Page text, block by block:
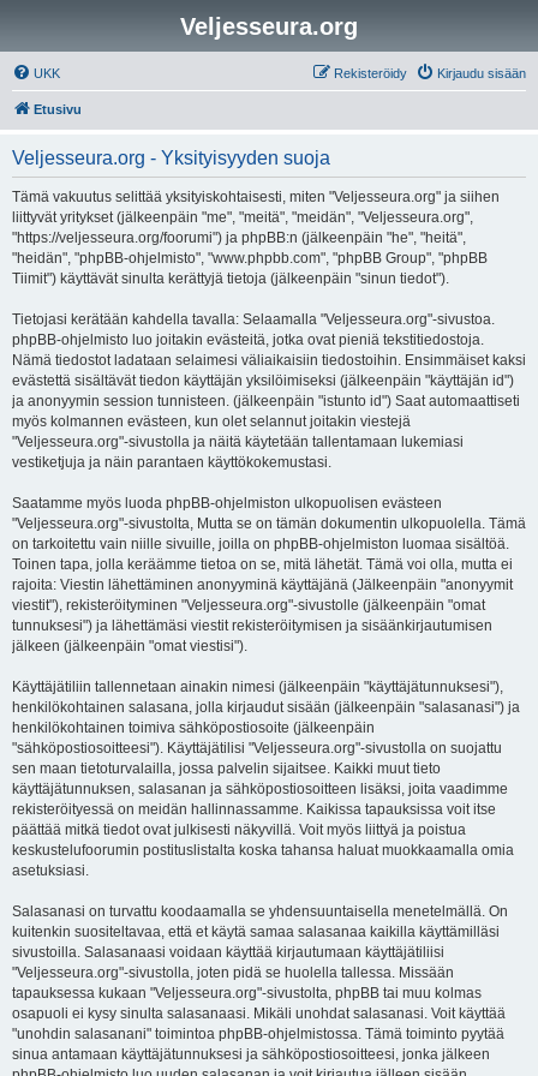
Veljesseura.org
UKK Kirjaudu sisään
Rekisteröidy
Etusivu
Veljesseura.org - Yksityisyyden suoja
Tämä vakuutus selittää yksityiskohtaisesti, miten "Veljesseura.org" ja siihen
liittyvät yritykset (jälkeenpäin "me", "meitä", "meidän", "Veljesseura.org",
"https://veljesseura.org/foorumi") ja phpBB:n (jälkeenpäin "he", "heitä",
"heidän", "phpBB-ohjelmisto", "www.phpbb.com", "phpBB Group", "phpBB
Tiimit") käyttävät sinulta kerättyjä tietoja (jälkeenpäin "sinun tiedot").
Tietojasi kerätään kahdella tavalla: Selaamalla "Veljesseura.org"-sivustoa.
phpBB-ohjelmisto luo joitakin evästeitä, jotka ovat pieniä tekstitiedostoja.
Nämä tiedostot ladataan selaimesi väliaikaisiin tiedostoihin. Ensimmäiset kaksi
evästettä sisältävät tiedon käyttäjän yksilöimiseksi (jälkeenpäin "käyttäjän id")
ja anonyymin session tunnisteen. (jälkeenpäin "istunto id") Saat automaattiseti
myös kolmannen evästeen, kun olet selannut joitakin viestejä
"Veljesseura.org"-sivustolla ja näitä käytetään tallentamaan lukemiasi
vestiketjuja ja näin parantaen käyttökokemustasi.
Saatamme myös luoda phpBB-ohjelmiston ulkopuolisen evästeen
"Veljesseura.org"-sivustolta, Mutta se on tämän dokumentin ulkopuolella. Tämä
on tarkoitettu vain niille sivuille, joilla on phpBB-ohjelmiston luomaa sisältöä.
Toinen tapa, jolla keräämme tietoa on se, mitä lähetät. Tämä voi olla, mutta ei
rajoita: Viestin lähettäminen anonyyminä käyttäjänä (Jälkeenpäin "anonyymit
viestit"), rekisteröityminen "Veljesseura.org"-sivustolle (jälkeenpäin "omat
tunnuksesi") ja lähettämäsi viestit rekisteröitymisen ja sisäänkirjautumisen
jälkeen (jälkeenpäin "omat viestisi").
Käyttäjätiliin tallennetaan ainakin nimesi (jälkeenpäin "käyttäjätunnuksesi"),
henkilökohtainen salasana, jolla kirjaudut sisään (jälkeenpäin "salasanasi") ja
henkilökohtainen toimiva sähköpostiosoite (jälkeenpäin
"sähköpostiosoitteesi"). Käyttäjätilisi "Veljesseura.org"-sivustolla on suojattu
sen maan tietoturvalailla, jossa palvelin sijaitsee. Kaikki muut tieto
käyttäjätunnuksen, salasanan ja sähköpostiosoitteen lisäksi, joita vaadimme
rekisteröityessä on meidän hallinnassamme. Kaikissa tapauksissa voit itse
päättää mitkä tiedot ovat julkisesti näkyvillä. Voit myös liittyä ja poistua
keskustelufoorumin postituslistalta koska tahansa haluat muokkaamalla omia
asetuksiasi.
Salasanasi on turvattu koodaamalla se yhdensuuntaisella menetelmällä. On
kuitenkin suositeltavaa, että et käytä samaa salasanaa kaikilla käyttämilläsi
sivustoilla. Salasanaasi voidaan käyttää kirjautumaan käyttäjätiliisi
"Veljesseura.org"-sivustolla, joten pidä se huolella tallessa. Missään
tapauksessa kukaan "Veljesseura.org"-sivustolta, phpBB tai muu kolmas
osapuoli ei kysy sinulta salasanaasi. Mikäli unohdat salasanasi. Voit käyttää
"unohdin salasanani" toimintoa phpBB-ohjelmistossa. Tämä toiminto pyytää
sinua antamaan käyttäjätunnuksesi ja sähköpostiosoitteesi, jonka jälkeen